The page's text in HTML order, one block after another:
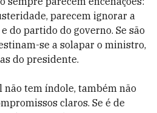
parecem ignorar a
do partido do governo. Se são
se a solapar o ministro,
do presidente.
não tem índole, também não
claros. Se é de